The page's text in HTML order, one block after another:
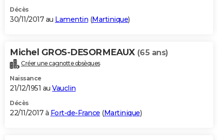
Décès
30/11/2017 au Lamentin (Martinique)
Michel GROS-DESORMEAUX (65 ans)
Créer une cagnotte obsèques
Naissance
21/12/1951 au Vauclin
Décès
22/11/2017 à Fort-de-France (Martinique)